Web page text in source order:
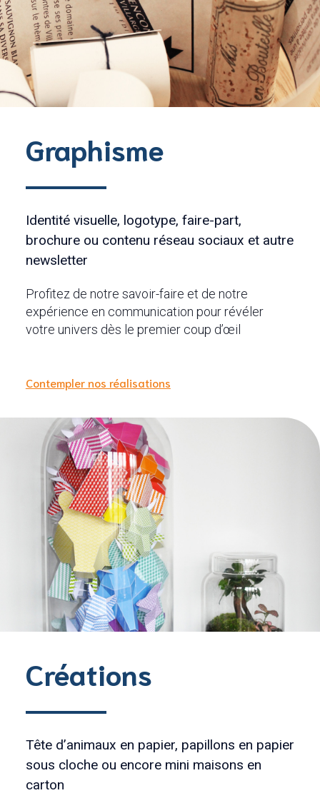
Graphisme
Identité visuelle, logotype, faire-part,
brochure ou contenu réseau sociaux et autre
newsletter
Profitez de notre savoir-faire et de notre
expérience en communication pour révéler
votre univers dès le premier coup d’œil
Contempler nos réalisations
Créations
Tête d’animaux en papier, papillons en papier
sous cloche ou encore mini maisons en
carton